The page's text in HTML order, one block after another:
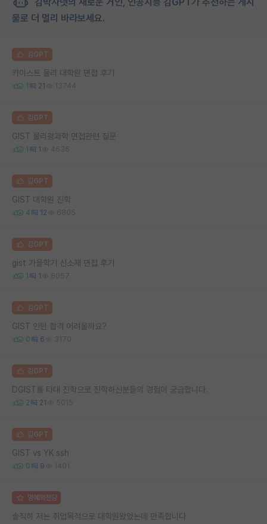
물로 더 멀리 바라보세요.
김GPT
카이스트 물리 대학원 면접 후기
1 21 13744
김GPT
GIST 물리광과학 면접관련 질문
1 1 4636
김GPT
GIST 대학원 진학
4 12 6805
김GPT
gist 가을학기 신소재 면접 후기
1 1 6057
김GPT
GIST 인턴 합격 어려울까요?
0 6 3170
김GPT
DGIST를 타대 진학으로 진학하신분들의 경험이 궁금합니다.
2 21 5015
김GPT
GIST vs YK ssh
0 9 1401
명예의전당
솔직히 저는 취업목적으로 대학원왔었는데 만족합니다